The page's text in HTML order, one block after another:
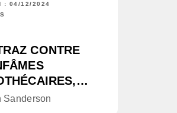
: 04/12/2024
CONTRE
Sanderson